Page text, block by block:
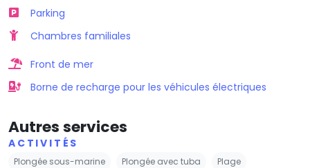
Parking
Chambres familiales
Front de mer
Borne de recharge pour les véhicules électriques
Autres services
ACTIVITÉS
Plongée sous-marine Plongée avec tuba Plage